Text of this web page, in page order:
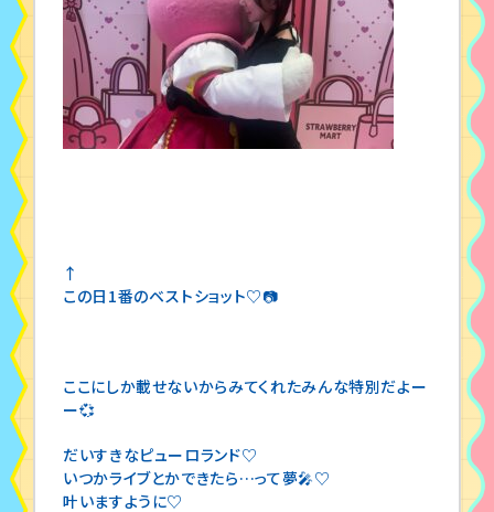
↑
この日1番のベストショット♡📷
ここにしか載せないからみてくれたみんな特別だよー
ー💞
だいすきなピューロランド♡
いつかライブとかできたら…って夢🎤♡
叶いますように♡